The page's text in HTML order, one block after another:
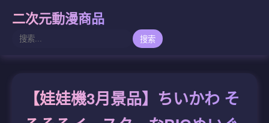
二次元動漫商品
搜索
【娃娃機3月景品】ちいかわ そ